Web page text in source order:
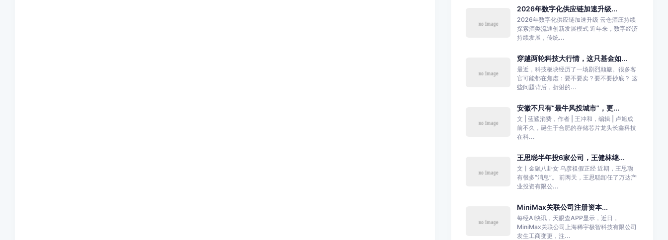
2026年数字化供应链加速升级...
2026年数字化供应链加速升级 云仓酒庄持续
探索酒类流通创新发展模式 近年来，数字经济
持续发展，传统...
穿越两轮科技大行情，这只基金如...
最近，科技板块经历了一场剧烈颠簸。很多客
官可能都在焦虑：要不要卖？要不要抄底？ 这
些问题背后，折射的...
安徽不只有“最牛风投城市”，更...
文 | 蓝鲨消费，作者 | 王冲和，编辑 | 卢旭成
前不久，诞生于合肥的存储芯片龙头长鑫科技
在科...
王思聪半年投6家公司，王健林继...
文丨金融八卦女 乌彦祖假正经 近期，王思聪
有很多“消息”。 前两天，王思聪卸任了万达产
业投资有限公...
MiniMax关联公司注册资本...
每经AI快讯，天眼查APP显示，近日，
MiniMax关联公司上海稀宇极智科技有限公司
发生工商变更，注...